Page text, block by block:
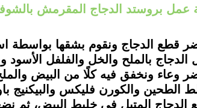
عمل بروستد الدجاج المقرمش